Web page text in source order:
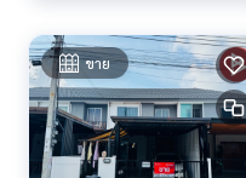
ห้บริการด้าน ซื้อ ขาย เช่า อ
ขาย